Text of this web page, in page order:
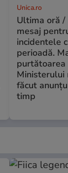
Unica.ro
Ultima oră /
mesaj
incidentele
perioadă.
purtătoarea
Ministerului
făcut
timp